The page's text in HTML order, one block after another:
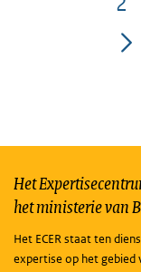
Het
het ministerie van
Het ECER staat ten
expertise op het gebied